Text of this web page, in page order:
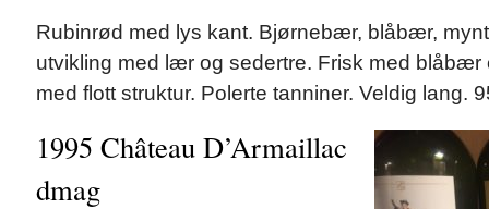
Rubinrød med lys kant. Bjørnebær, blåbær,
utvikling med lær og sedertre. Frisk med blåbær
med flott struktur. Polerte tanniner. Veldig lang.
1995 Château D’Armaillac
dmag